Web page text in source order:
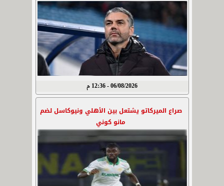
06/08/2026 - 12:36 م
صراع الميركاتو يشتعل بين الأهلي ونيوكاسل لضم
مانو كوني